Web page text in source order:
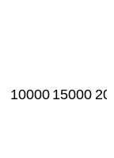
10000 15000